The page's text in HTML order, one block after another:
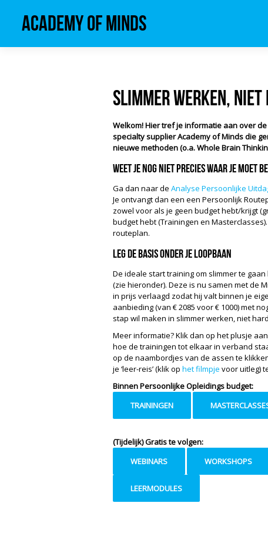
Academy of Minds
Slimmer werken, niet
Welkom! Hier tref je informatie aan over
specialty supplier Academy of Minds die
nieuwe methoden (o.a. Whole Brain
Weet je nog niet precies waar je moet
Ga dan naar de Analyse Persoonlijke
Je ontvangt dan een een Persoonlijk
zowel voor als je geen budget hebt/krijgt
budget hebt (Trainingen en Masterclasses).
routeplan.
Leg de basis onder je loopbaan
De ideale start training om slimmer te
(zie hieronder). Deze is nu samen met de
in prijs verlaagd zodat hij valt binnen je
aanbieding (van € 2085 voor € 1000) met
stap wil maken in slimmer werken, niet
Meer informatie? Klik dan op het plusje
hoe de trainingen tot elkaar in verband
op de naambordjes van de assen te
je ‘leer-reis’ (klik op het filmpje voor uitleg)
Binnen Persoonlijke Opleidings budget:
TRAININGEN
(Tijdelijk) Gratis te volgen:
WEBINARS
WORKSHOPS
LEERMODULES